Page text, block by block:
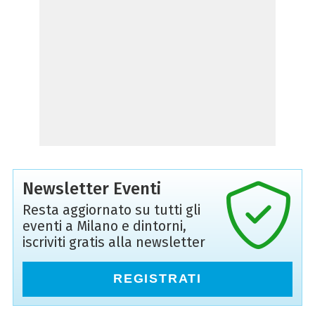
Newsletter Eventi
Resta aggiornato su tutti gli
eventi a Milano e dintorni,
iscriviti gratis alla newsletter
REGISTRATI